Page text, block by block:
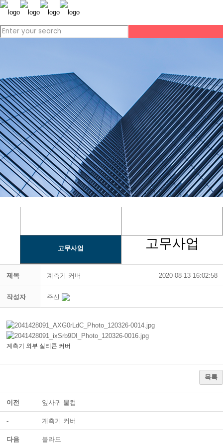
고무사업 고무사업
제목 계측기 커버 2020-08-13 16:02:58
작성자 주신
계측기 외부 실리콘 커버
목록
이전 잎사귀 물컵
- 계측기 커버
다음 볼라드